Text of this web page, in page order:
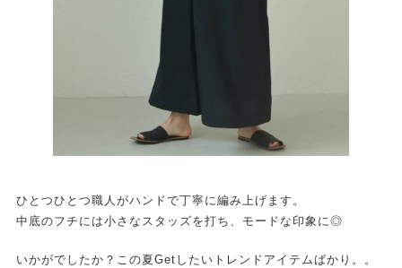
ひとつひとつ職人がハンドで丁寧に編み上げます。
中底のフチには小さなスタッズを打ち、モードな印象に◎
いかがでしたか？この夏Getしたいトレンドアイテムばかり。。